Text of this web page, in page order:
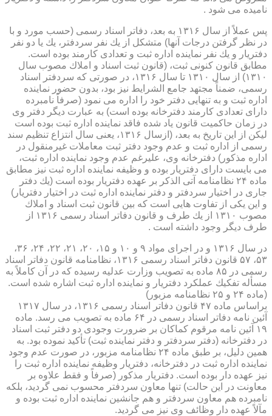
نامیده می شود .
پس عملاً از سال ۱۳۱۶ به بعد، دفاتر اسناد رسمی (حسب مورد و با
در نظر گرفتن درجات آنها) متشكل از یك نفر سردفتر، یك یا دو نفر
دفتریار و یك نفر نماینده اداره ثبت و تعدادی كارمند بوده است.
مطابق قانون كنونی ثبت، (قانون ثبت اسناد و املاك مصوب سال
۱۳۱۰) از سال ۱۳۱۰ تا سال ۱۳۱۶، در صورتی كه سردفتر اسناد
رسمی، ضمناً مجتهد جامع الشرایط نیز بود، بدون حضور نماینده
اداره ثبت و به تنهایی دفتر خود را اداره می نمود (صرفاً نامبرده
دارای تعدادی كارمند دفترخانه بوده است) به عبارت دیگر دفتر وی
در زمان حاكمیت قانون یاد شده فاقد نماینده اداره ثبت بوده است
لیكن از این تاریخ به بعد، (ازسال ۱۳۱۶، یعنی سال انتزاع تنظیم سند
رسمی از اداره ثبت و عدم وجود دفتر ثبت معاملات غیرمنقول در
اداره مذكور) دفترخانه وی، علیرغم عدم وجود نماینده اداره ثبت،
می بایست دارای دفتریار بوده و وظیفه نماینده اداره ثبت نیز مطابق
ماده ۲۴ نظامنامه آتی الذكر بر عهده دفتریار بوده است (یك دفتر
جاری در اختیار سردفتر و دفتر نماینده اداره ثبت در اختیار دفتریار)
و این یكی از تفاوت هایی است كه بین قانون ثبت اسناد و املاك
مصوب ۱۳۱۰ از یك طرف و قانون دفاتر اسناد رسمی ۱۳۱۶ از
طرف دیگر وجود داشته است .
در سال ۱۳۱۶ و در اجرای مواد ۹ و ۱۰ و ۱۵، ۲۰، ۲۱، ۲۲، ۲۴، ۳۶،
۵۳، ۵۷ قانون دفاتر اسناد رسمی ۱۳۱۶، نظامنامه قانون دفاتر اسناد
رسمی در ۸۵ ماده به تصویب وزارت عدلیه رسیده كه در آن كاملاً به
مسأله تفكیك عملكرد دفتریار و نماینده اداره ثبت اشاره شده است.
(ماده ۲۴ و ۲۵ نظامنامه مزبور)
براساس ماده ۴۷ قانون دفاتر اسناد رسمی ۱۳۱۶، در سال ۱۳۱۷
آئین نامه دفاتر اسناد رسمی در ۶۴ ماده به تصویب می رسد. ماده
۱۹ آئین نامه مرقوم كماكان بر ضرورت وجودی دو دفتر ثبت اسناد
در دفترخانه (دفتر سردفتر و دفتر نماینده ثبت) تأكید نموده بود. به
همین دلیل، بر طبق ماده ۲۴ نظامنامه مزبور، در صورت عدم وجود
نماینده اداره ثبت در دفترخانه، دفتریار وظیفه نماینده اداره ثبت را
نیز عهده دار بوده است. دفتریار مذكور (صرفاً و فقط علاوه بر
معاونت در این حالت) تنها معاون سردفتر محسوب نمی گردید، بلكه
نامبرده هم معاون سردفتر و هم جانشین نماینده اداره ثبت بوده و
مآلاً عهده دار وظائف وی نیز می گردید.